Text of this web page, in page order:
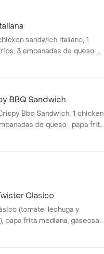
sandwich italiano, 1
3 empanadas de queso ,
gaseosa en lata
BBQ Sandwich
Bbq Sandwich, 1 chicken
de queso , papa frita
en Lata
Clasico
(tomate, lechuga y
papa frita mediana, gaseosa